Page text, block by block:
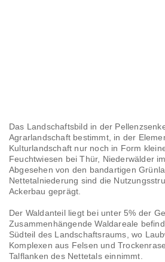
Das Landschaftsbild in der
Agrarlandschaft bestimmt, in der
Kulturlandschaft nur noch in Form
Feuchtwiesen bei Thür, Niederwälder
Abgesehen von den bandartigen
Nettetalniederung sind die
Ackerbau geprägt.
Der Waldanteil liegt bei unter 5% der
Zusammenhängende Waldareale
Südteil des Landschaftsraums, wo
Komplexen aus Felsen und
Talflanken des Nettetals einnimmt.